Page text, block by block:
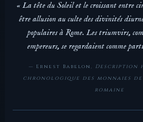
« La tête du Soleil et le croissant entre
être allusion au culte des divinités
populaires à Rome. Les triumvirs,
empereurs, se regardaient comme
— Ernest Babelon, Description
chronologique des monnaies
romaine